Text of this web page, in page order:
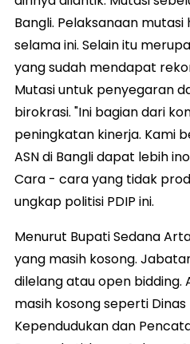
Bangli. Pelaksanaan mutasi
selama ini. Selain itu
yang sudah mendapat
Mutasi untuk penyegaran
birokrasi. "Ini bagian dari
peningkatan kinerja. Kami
ASN di Bangli dapat lebih
Cara - cara yang tidak
ungkap politisi PDIP ini.
Menurut Bupati Sedana
yang masih kosong.
dilelang atau open bidding.
masih kosong seperti Dinas
Kependudukan dan